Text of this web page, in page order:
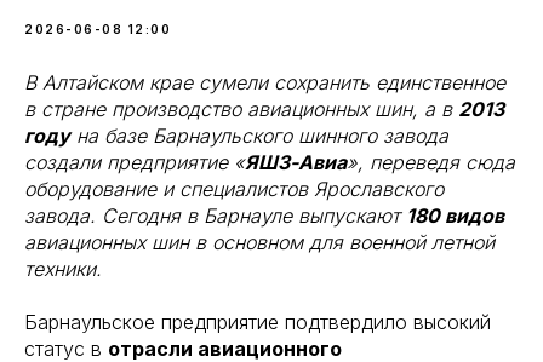
2026-06-08 12:00
В Алтайском крае сумели сохранить единственное
в стране производство авиационных шин, а в 2013
годуна базе Барнаульского шинного завода
создали предприятие «ЯШЗ-Авиа», переведя сюда
оборудование и специалистов Ярославского
завода. Сегодня в Барнауле выпускают 180 видов
авиационных шин в основном для военной летной
техники.
Барнаульское предприятие подтвердило высокий
статус в отрасли авиационного